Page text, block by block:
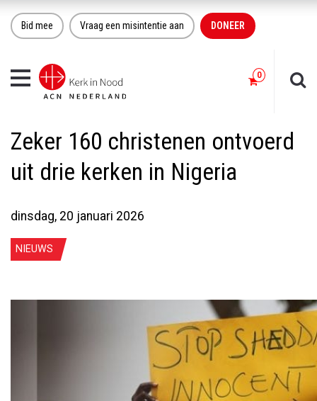
Bid mee Vraag een misintentie aan DONEER
Toggle
navigation
Zeker 160 christenen ontvoerd
uit drie kerken in Nigeria
dinsdag, 20 januari 2026
NIEUWS